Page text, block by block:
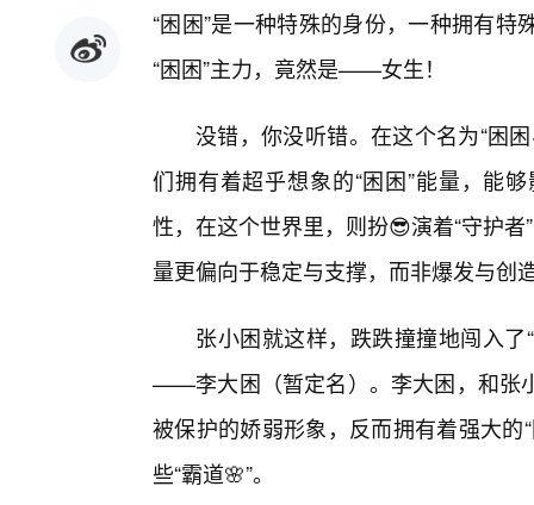
“困困”是一种特殊的身份，一种拥有
“困困”主力，竟然是——女生！
没错，你没听错。在这个名为“困
们拥有着超乎想象的“困困”能量，能
性，在这个世界里，则扮😎演着“守护
量更偏向于稳定与支撑，而非爆发与创
张小困就这样，跌跌撞撞地闯入了
——李大困（暂定名）。李大困，和张
被保护的娇弱形象，反而拥有着强大
些“霸道🌸”。